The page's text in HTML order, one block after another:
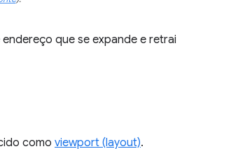
que se expande e retrai
como viewport (layout).